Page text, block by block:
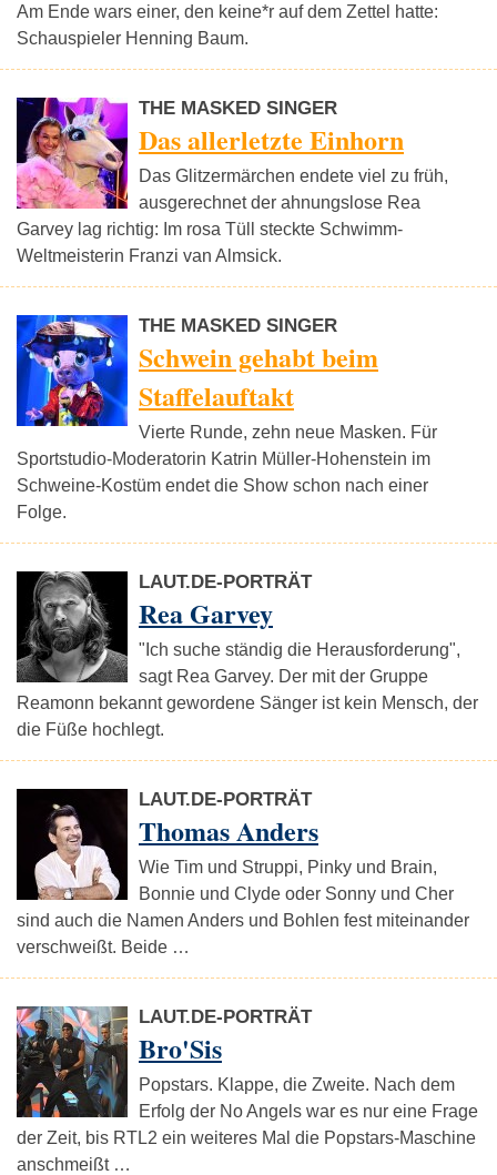
Am Ende wars einer, den keine*r auf dem Zettel hatte:
Schauspieler Henning Baum.
THE MASKED SINGER
Das allerletzte Einhorn
Das Glitzermärchen endete viel zu früh,
ausgerechnet der ahnungslose Rea
Garvey lag richtig: Im rosa Tüll steckte Schwimm-
Weltmeisterin Franzi van Almsick.
THE MASKED SINGER
Schwein gehabt beim
Staffelauftakt
Vierte Runde, zehn neue Masken. Für
Sportstudio-Moderatorin Katrin Müller-Hohenstein im
Schweine-Kostüm endet die Show schon nach einer
Folge.
LAUT.DE-PORTRÄT
Rea Garvey
"Ich suche ständig die Herausforderung",
sagt Rea Garvey. Der mit der Gruppe
Reamonn bekannt gewordene Sänger ist kein Mensch, der
die Füße hochlegt.
LAUT.DE-PORTRÄT
Thomas Anders
Wie Tim und Struppi, Pinky und Brain,
Bonnie und Clyde oder Sonny und Cher
sind auch die Namen Anders und Bohlen fest miteinander
verschweißt. Beide …
LAUT.DE-PORTRÄT
Bro'Sis
Popstars. Klappe, die Zweite. Nach dem
Erfolg der No Angels war es nur eine Frage
der Zeit, bis RTL2 ein weiteres Mal die Popstars-Maschine
anschmeißt …